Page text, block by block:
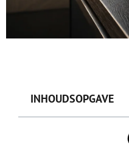
INHOUDSOPGAVE